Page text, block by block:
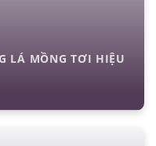
LÁ MỒNG TƠI HIỆU